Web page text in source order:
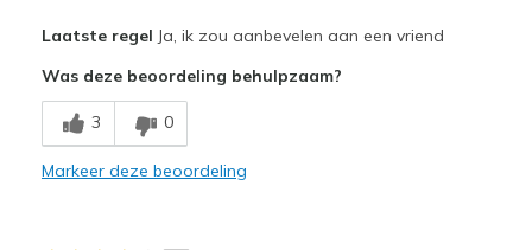
Breathe Well
Comfortable
Laatste regel Ja, ik zou aanbevelen aan een vriend
Was deze beoordeling behulpzaam?
3 0
Markeer deze beoordeling